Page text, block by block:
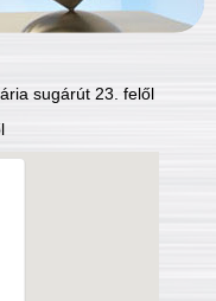
sugárút 23. felől